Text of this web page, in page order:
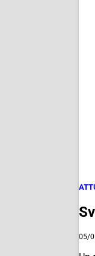
05/